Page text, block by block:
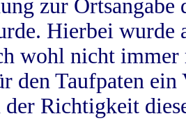
zur
Hierbei wurde
wohl nicht
den Taufpaten
Richtigkeit